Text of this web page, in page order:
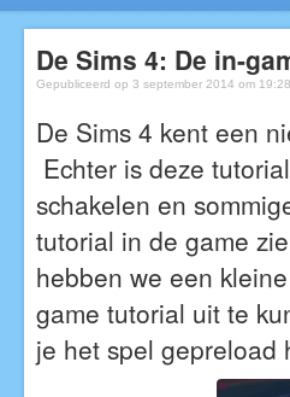
De Sims 4: De in-
Gepubliceerd op 3 september 2014 om
De Sims 4 kent een
Echter is deze
schakelen en
tutorial in de game
hebben we een
game tutorial uit te
je het spel gepreload